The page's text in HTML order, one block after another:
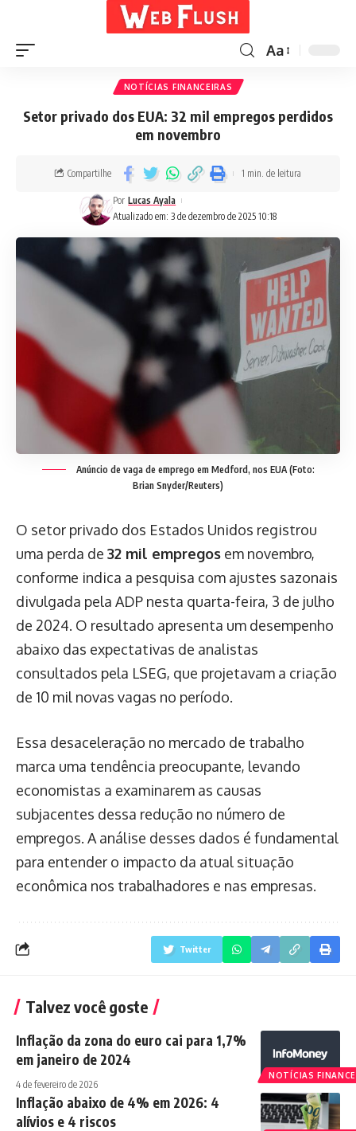
Aa
NOTÍCIAS FINANCEIRAS
Setor privado dos EUA: 32 mil empregos perdidos
em novembro
Atualizado em: 3 de dezembro de 2025 10:18
Por Lucas Ayala
Compartilhe 1 min. de leitura
Anúncio de vaga de emprego em Medford, nos EUA (Foto:
Brian Snyder/Reuters)
O setor privado dos Estados Unidos registrou
uma perda de 32 mil empregos em novembro,
conforme indica a pesquisa com ajustes sazonais
divulgada pela ADP nesta quarta-feira, 3 de julho
de 2024. O resultado apresenta um desempenho
abaixo das expectativas de analistas
consultados pela LSEG, que projetavam a criação
de 10 mil novas vagas no período.
Essa desaceleração no mercado de trabalho
marca uma tendência preocupante, levando
economistas a examinarem as causas
subjacentes dessa redução no número de
empregos. A análise desses dados é fundamental
para entender o impacto da atual situação
econômica nos trabalhadores e nas empresas.
Twitter
Talvez você goste
NOTÍCIAS
Inflação da zona do euro cai para 1,7%
em janeiro de 2024
4 de fevereiro de 2026
Inflação abaixo de 4% em 2026: 4
alívios e 4 riscos